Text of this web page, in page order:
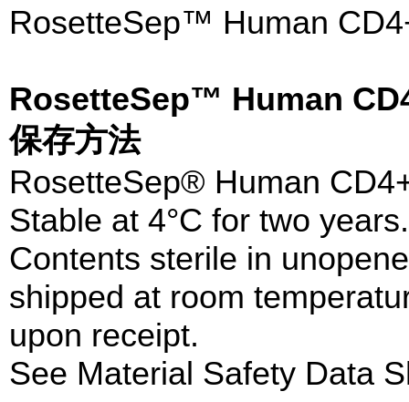
RosetteSep™ Human
RosetteSep™ Human
保存方法
RosetteSep® Human
Stable at 4°C for two
Contents sterile in
shipped at room
upon receipt.
See Material Safety Data